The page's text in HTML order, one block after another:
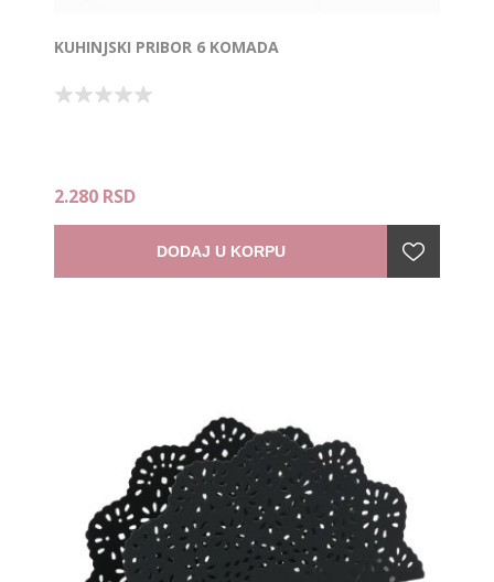
KUHINJSKI PRIBOR 6 KOMADA
2.280 RSD
DODAJ U KORPU